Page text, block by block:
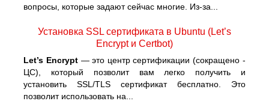
вопросы, которые задают сейчас многие. Из-за...
Установка SSL сертификата в Ubuntu (Let’s
Encrypt и Certbot)
Let’s Encrypt — это центр сертификации (сокращено -
ЦС), который позволит вам легко получить и
установить SSL/TLS сертификат бесплатно. Это
позволит использовать на...